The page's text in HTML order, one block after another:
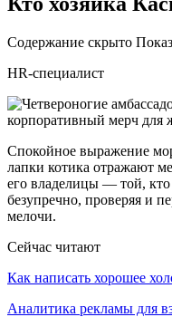
Содержание скрыто
HR-специалист
Спокойное выражение
лапки котика отражают
его владелицы — той, кто
безупречно, проверяя и
мелочи.
Сейчас читают
Как написать хорошее
Аналитика рекламы для